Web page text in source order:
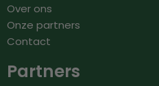
Over ons
Onze partners
Contact
Partners